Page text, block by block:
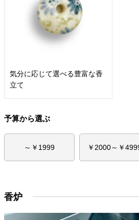
気分に応じて選べる豊富な香
立て
予算から選ぶ
～￥1999 ￥2000～￥
香炉